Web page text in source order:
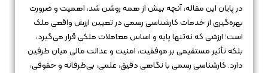
در پایان این مقاله، آنچه بیش از همه روشن شد، اهمیت و ضرورت
بهره‌گیری از خدمات کارشناسی رسمی در تعیین ارزش واقعی ملک
است؛ ارزشی که نه‌تنها پایه و اساس معاملات ملکی قرار می‌گیرد،
بلکه تأثیر مستقیمی بر موفقیت، امنیت و عدالت مالی میان طرفین
دارد. کارشناسی رسمی با نگاهی دقیق، علمی، بی‌طرفانه و حقوقی،